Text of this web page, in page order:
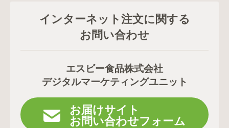
インターネット注文に関する
お問い合わせ
エスビー食品株式会社
デジタルマーケティングユニット
お届けサイト
お問い合わせフォーム